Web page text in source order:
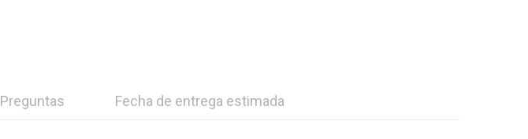
Preguntas Fecha de entrega estimada